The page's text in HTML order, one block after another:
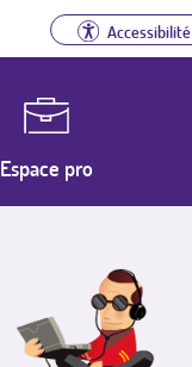
Accessibilité
Espace pro